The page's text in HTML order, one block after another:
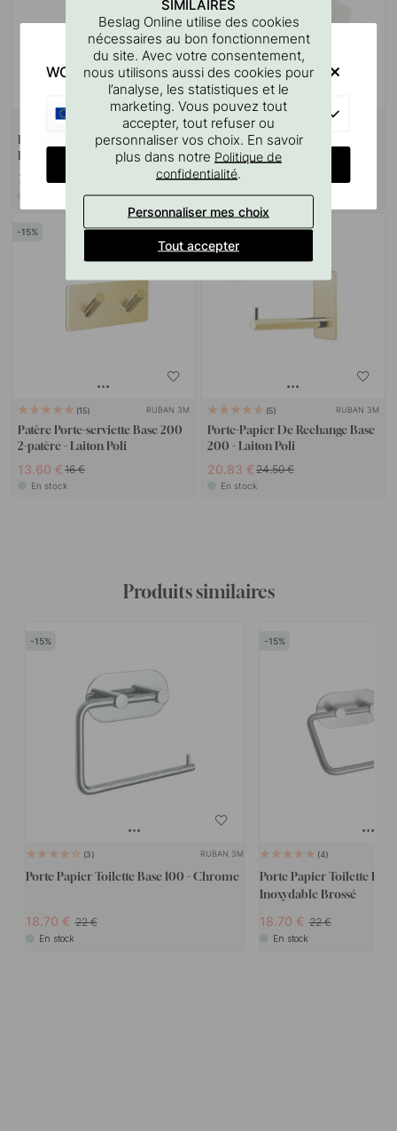
RUBAN 3M
Brosse Toilette Solid - Laiton
Poli
73.53 €
114
Lingette Nettoyante Pour
Surfaces 3M
3.06 €
En stock
15
15 RUBAN 3M
Patère Porte-serviette Base 200
2-patère - Laiton Poli
13.60 € 16 €
En stock
15
5 RUBAN 3M
Porte-Papier De Rechange Base
200 - Laiton Poli
20.83 € 24.50 €
En stock
Produits similaires
15
3 RUBAN 3M
Porte Papier Toilette Base 100 - Chrome
18.70 22
En stock
15
4
Porte Papier Toilette
Inoxydable Brossé
18.70 22
En stock
SIMILAIRES
Beslag Online utilise des cookies
nécessaires au bon fonctionnement
du site. Avec votre consentement,
nous utilisons aussi des cookies pour
l’analyse, les statistiques et le
marketing. Vous pouvez tout
accepter, tout refuser ou
personnaliser vos choix. En savoir
plus dans notre Politique de
confidentialité.
Personnaliser mes choix
Tout accepter
WOULD YOU RATHER VISIT?
CHANGE COUNTRY